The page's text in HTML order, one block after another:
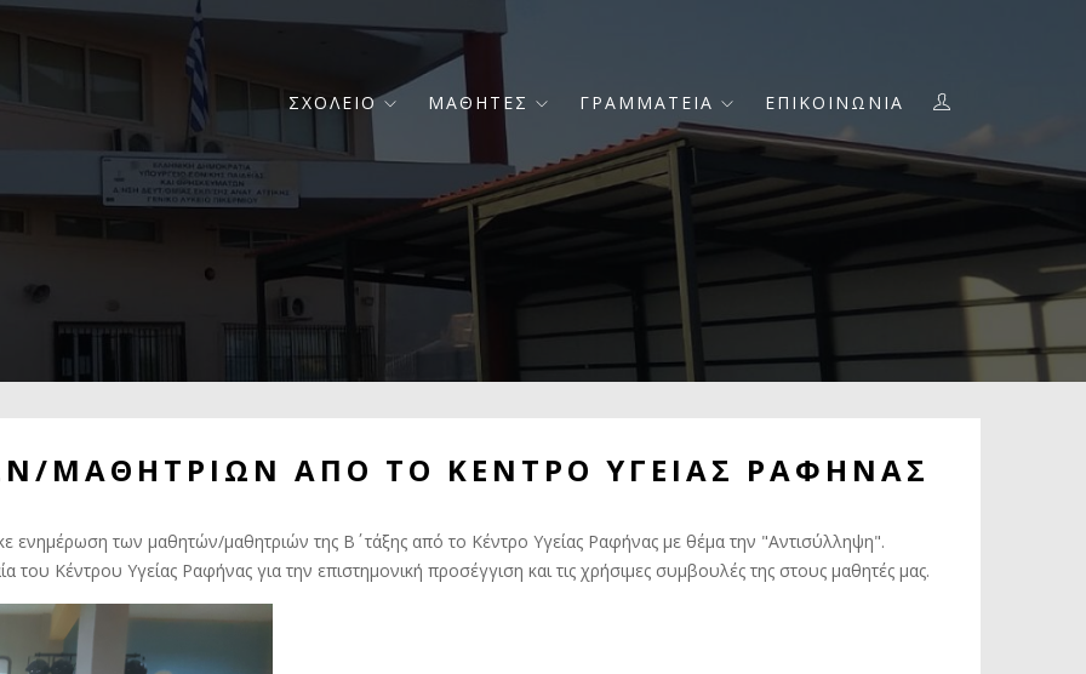
πλοήγηση
ΣΧΟΛΕΙΟ ΜΑΘΗΤΕΣ ΓΡΑΜΜΑΤΕΙΑ ΕΠΙΚΟΙΝΩΝΙΑ
ΜΑΘΗΤΡΙΩΝ ΑΠΟ ΤΟ ΚΕΝΤΡΟ ΥΓΕΙΑΣ ΡΑΦΗΝΑΣ
ενημέρωση των μαθητών/μαθητριών της Β΄ τάξης από το Κέντρο Υγείας Ραφήνας με θέμα την "Αντισύλληψη".
Κέντρου Υγείας Ραφήνας για την επιστημονική προσέγγιση και τις χρήσιμες συμβουλές της στους μαθητές μας.